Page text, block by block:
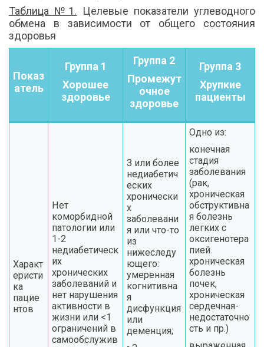
Таблица №1. Целевые показатели углеводного
обмена в зависимости от общего состояния
здоровья
Показ
атель
Группа 1
Хорошее
здоровье
Группа 2
Промежут
очное
здоровье
Группа 3
Хрупкие
пациенты
Характ
еристи
ка
пацие
нтов
Нет
коморбидной
патологии или
1-2
недиабетическ
их
хронических
заболеваний и
нет нарушения
активности в
жизни или <1
ограничений в
самообслужив
3 или более
недиабетич
еских
хронически
х
заболевани
я или что-то
из
нижеследу
ющего:
умеренная
когнитивна
я
дисфункция
или
деменция;
Одно из:
конечная
стадия
заболевания
(рак,
хроническая
обструктивна
я болезнь
легких с
оксигенотера
пией.
хроническая
болезнь
почек,
хроническая
сердечная-
недостаточно
сть и пр.)